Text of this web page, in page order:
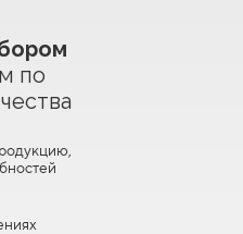
по